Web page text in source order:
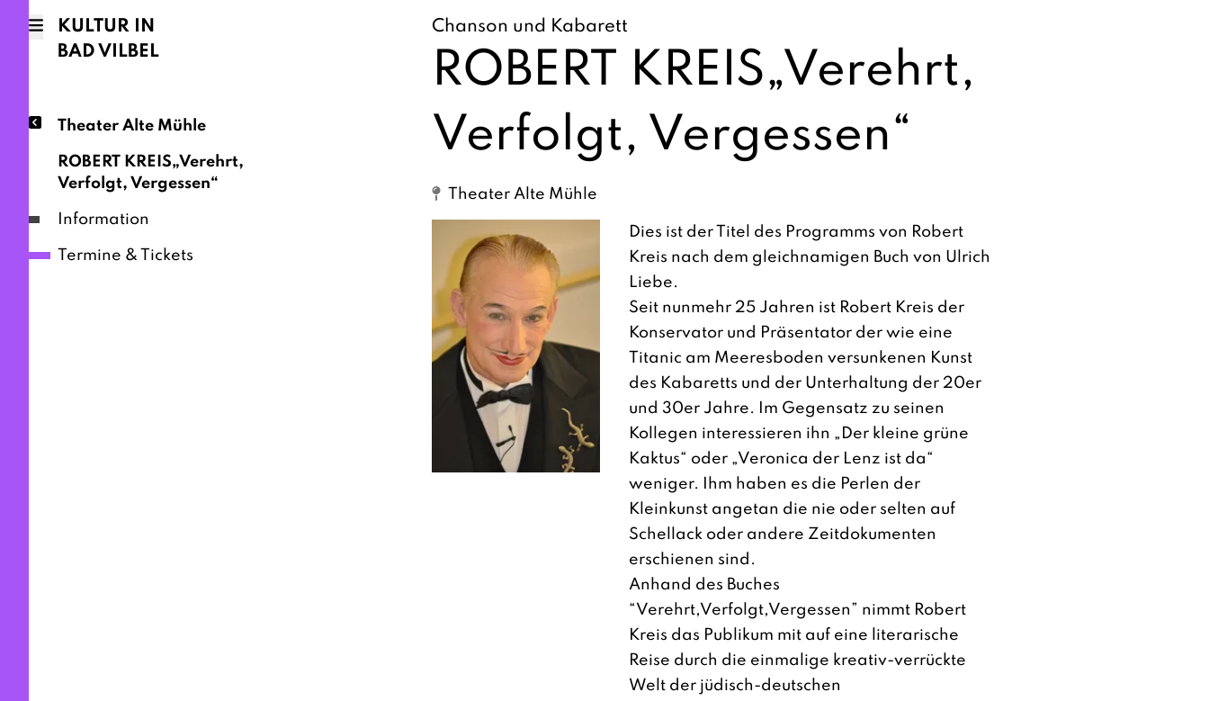
KULTUR IN
BAD VILBEL
Theater Alte Mühle
ROBERT KREIS„Verehrt,
Verfolgt, Vergessen“
Information
Termine & Tickets
Chanson und Kabarett
ROBERT KREIS„Verehrt,
Verfolgt, Vergessen“
Theater Alte Mühle
Dies ist der Titel des Programms von Robert
Kreis nach dem gleichnamigen Buch von Ulrich
Liebe.
Seit nunmehr 25 Jahren ist Robert Kreis der
Konservator und Präsentator der wie eine
Titanic am Meeresboden versunkenen Kunst
des Kabaretts und der Unterhaltung der 20er
und 30er Jahre. Im Gegensatz zu seinen
Kollegen interessieren ihn „Der kleine grüne
Kaktus“ oder „Veronica der Lenz ist da“
weniger. Ihm haben es die Perlen der
Kleinkunst angetan die nie oder selten auf
Schellack oder andere Zeitdokumenten
erschienen sind.
Anhand des Buches
“Verehrt,Verfolgt,Vergessen” nimmt Robert
Kreis das Publikum mit auf eine literarische
Reise durch die einmalige kreativ-verrückte
Welt der jüdisch-deutschen